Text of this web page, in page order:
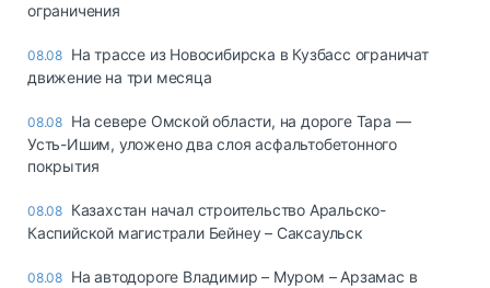
ограничения
08.08 На трассе из Новосибирска в Кузбасс ограничат
движение на три месяца
08.08 На севере Омской области, на дороге Тара —
Усть-Ишим, уложено два слоя асфальтобетонного
покрытия
08.08 Казахстан начал строительство Аральско-
Каспийской магистрали Бейнеу – Саксаульск
08.08 На автодороге Владимир – Муром – Арзамас в